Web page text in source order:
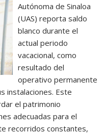
Autónoma de Sinaloa
(UAS) reporta saldo
blanco durante el
actual periodo
vacacional, como
resultado del
operativo permanente
instalaciones. Este
el patrimonio
adecuadas para el
recorridos constantes,